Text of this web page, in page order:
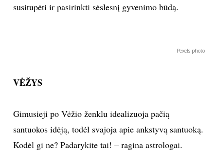
susitupėti ir pasirinkti sėslesnį gyvenimo būdą.
Pexels photo
VĖŽYS
Gimusieji po Vėžio ženklu idealizuoja pačią
santuokos idėją, todėl svajoja apie ankstyvą santuoką.
Kodėl gi ne? Padarykite tai! – ragina astrologai.